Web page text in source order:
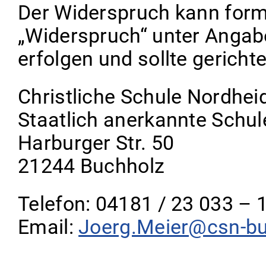
Der Widerspruch kann
„Widerspruch“ unter
erfolgen und sollte
Christliche Schule
Staatlich anerkannte
Harburger Str. 50
21244 Buchholz
Telefon: 04181 / 23 033 –
Email: Joerg.Meier@csn-